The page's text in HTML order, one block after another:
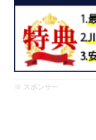
※ スポンサー